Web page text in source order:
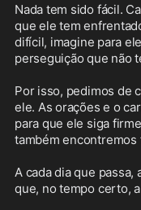
Nada tem sido fácil.
que ele tem
difícil, imagine para
perseguição que não
Por isso, pedimos de
ele. As orações e o
para que ele siga
também encontremos
A cada dia que
que, no tempo certo,